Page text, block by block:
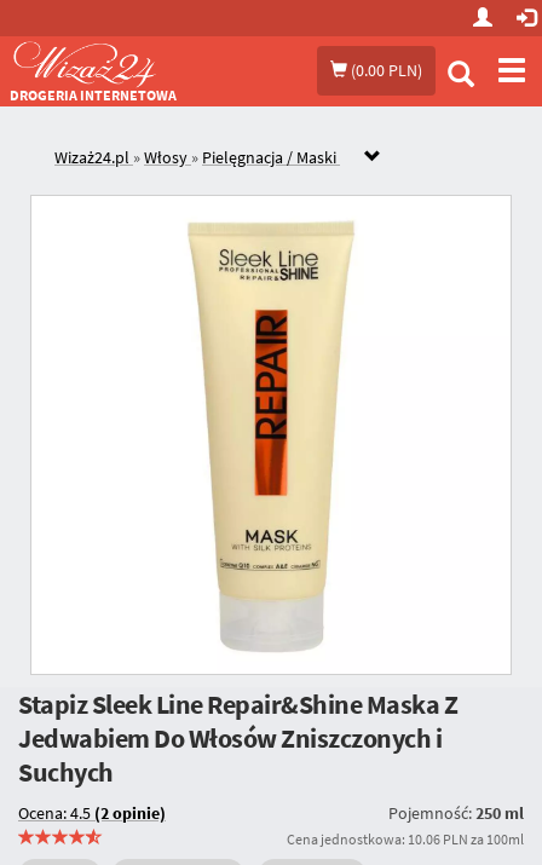
(0.00 PLN)
DROGERIA INTERNETOWA
Wizaż24.pl »Włosy » Pielęgnacja / Maski
Stapiz Sleek Line Repair&Shine Maska Z
Jedwabiem Do Włosów Zniszczonych i
Suchych
Ocena: 4.5 (2 opinie) Pojemność:250 ml
Cena jednostkowa: 10.06 PLN za 100ml